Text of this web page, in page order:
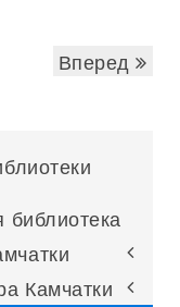
Вперед
библиотека
Камчатки